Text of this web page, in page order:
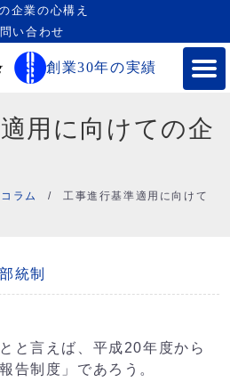
企業の心構え
い合わせ
創業30年の実績
用に向けての企
ラム /工事進行基準適用に向けて
統制
と言えば、平成20年度から
告制度」であろう。